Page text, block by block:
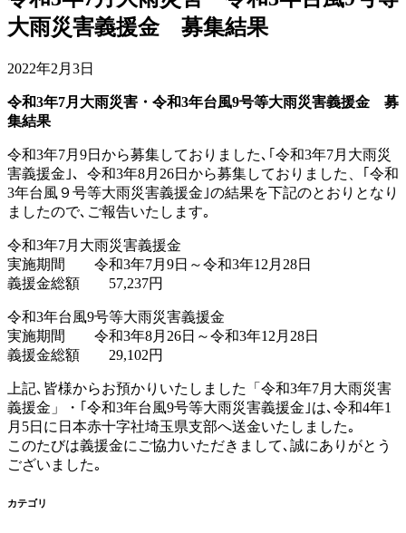
大雨災害義援金 募集結果
2022年2月3日
令和3年7月大雨災害・令和3年台風9号等大雨災害義援金 募
集結果
令和3年7月9日から募集しておりました､｢令和3年7月大雨災
害義援金｣、令和3年8月26日から募集しておりました、｢令和
3年台風９号等大雨災害義援金｣の結果を下記のとおりとなり
ましたので､ご報告いたします｡
令和3年7月大雨災害義援金
実施期間 令和3年7月9日～令和3年12月28日
義援金総額 57,237円
令和3年台風9号等大雨災害義援金
実施期間 令和3年8月26日～令和3年12月28日
義援金総額 29,102円
上記､皆様からお預かりいたしました「令和3年7月大雨災害
義援金」・｢令和3年台風9号等大雨災害義援金｣は､令和4年1
月5日に日本赤十字社埼玉県支部へ送金いたしました｡
このたびは義援金にご協力いただきまして､誠にありがとう
ございました｡
カテゴリ